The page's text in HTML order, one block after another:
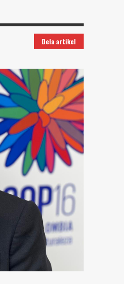
Dela artikel